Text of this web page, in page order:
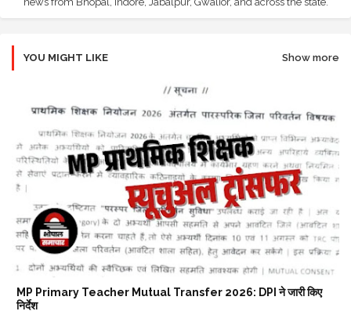
YOU MIGHT LIKE Show more
MP Primary Teacher Mutual Transfer 2026: DPI ने जारी किए
निर्देश